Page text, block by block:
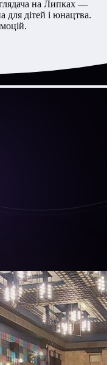
на Липках —
для дітей і юнацтва.